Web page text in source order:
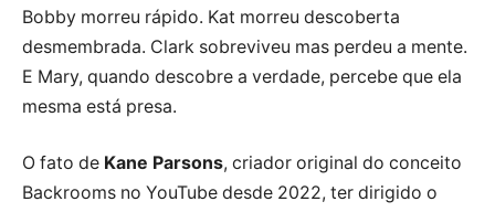
Bobby morreu rápido. Kat morreu descoberta
desmembrada. Clark sobreviveu mas perdeu a mente.
E Mary, quando descobre a verdade, percebe que ela
mesma está presa.
O fato de Kane Parsons, criador original do conceito
Backrooms no YouTube desde 2022, ter dirigido o